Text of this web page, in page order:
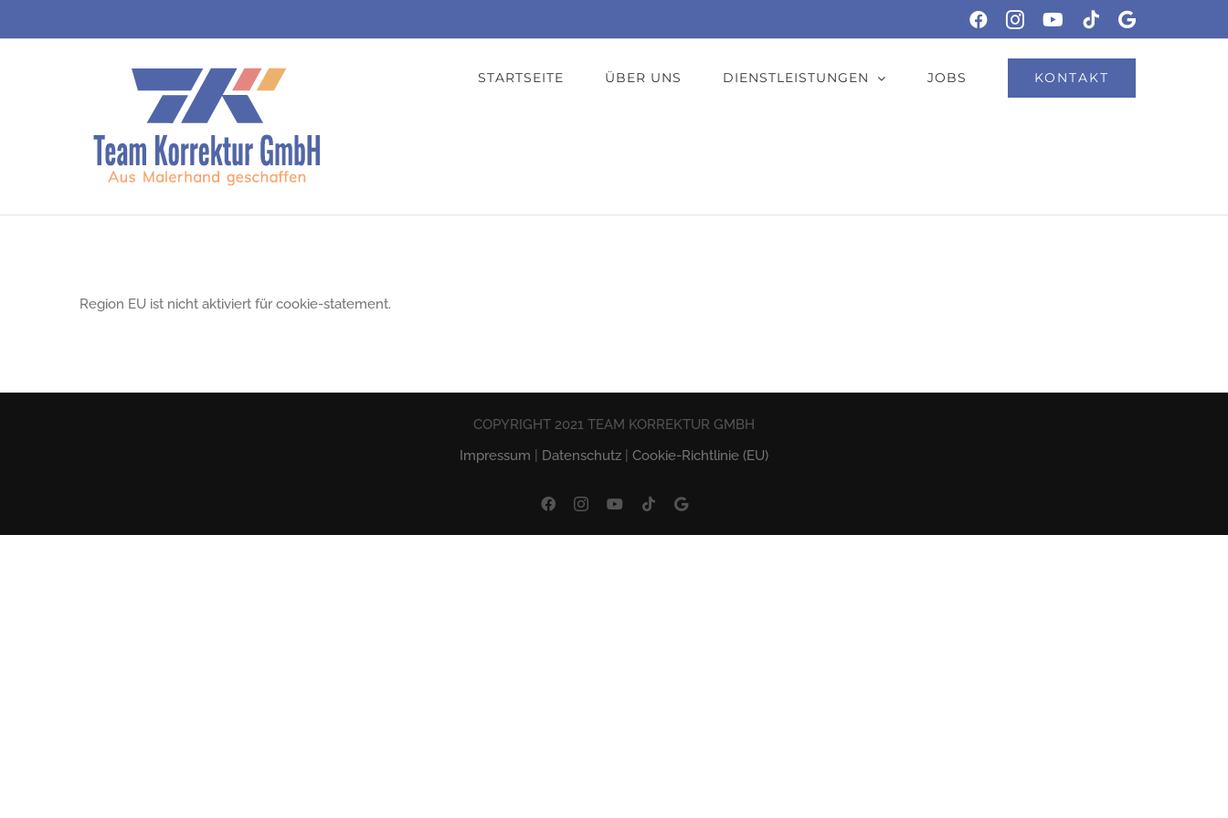
FacebookInstagramYouTube
TiktokGoogle
STARTSEITE ÜBER UNS DIENSTLEISTUNGEN JOBS KONTAKT
Region EU ist nicht aktiviert für cookie-statement.
COPYRIGHT 2021 TEAM KORREKTUR GMBH
Impressum
Datenschutz Cookie-Richtlinie (EU)
FacebookInstagramYouTube
TiktokGoogle